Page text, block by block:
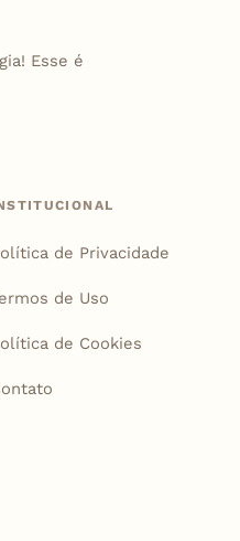
Esse é
de Privacidade
de Uso
de Cookies